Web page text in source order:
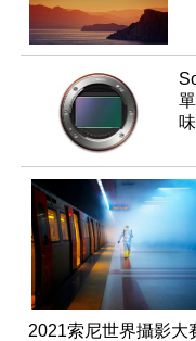
味
2021索尼世界攝影大